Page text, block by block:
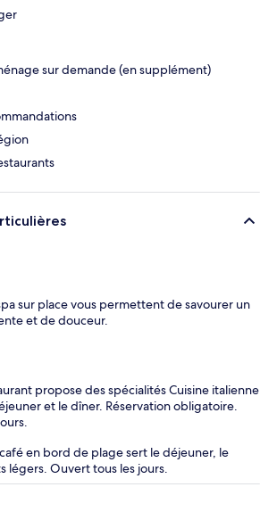
sur demande (en supplément)
sur place vous permettent de savourer un
et de douceur.
propose des spécialités Cuisine italienne
et le dîner. Réservation obligatoire.
en bord de plage sert le déjeuner, le
légers. Ouvert tous les jours.